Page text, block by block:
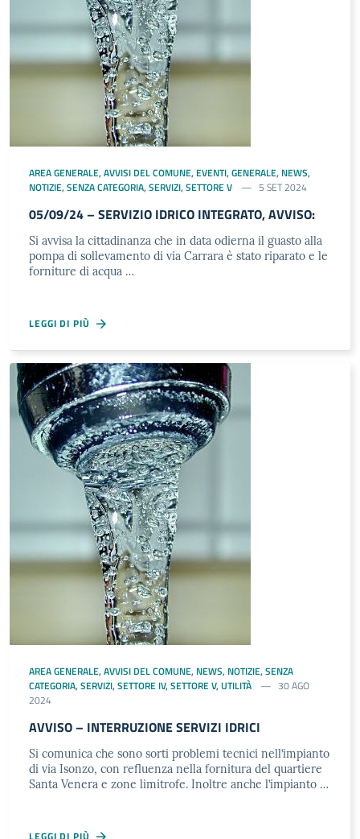
AREA GENERALE, AVVISI DEL COMUNE, EVENTI, GENERALE, NEWS,
NOTIZIE, SENZA CATEGORIA, SERVIZI, SETTORE V 5 SET 2024
05/09/24 – SERVIZIO IDRICO INTEGRATO, AVVISO:
Si avvisa la cittadinanza che in data odierna il guasto alla
pompa di sollevamento di via Carrara è stato riparato e le
forniture di acqua …
LEGGI DI PIÙ
AREA GENERALE, AVVISI DEL COMUNE, NEWS, NOTIZIE, SENZA
CATEGORIA, SERVIZI, SETTORE IV, SETTORE V, UTILITÀ
30 AGO
2024
AVVISO – INTERRUZIONE SERVIZI IDRICI
Si comunica che sono sorti problemi tecnici nell’impianto
di via Isonzo, con refluenza nella fornitura del quartiere
Santa Venera e zone limitrofe. Inoltre anche l’impianto …